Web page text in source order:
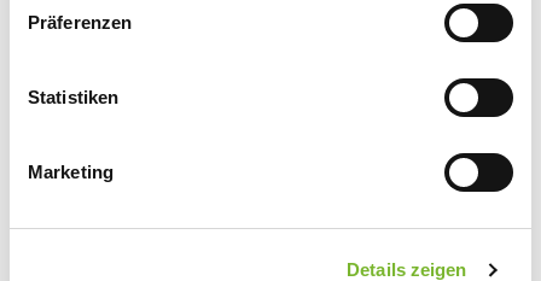
Präferenzen
Statistiken
Marketing
Details zeigen
45147 Essen
Mail:matthias.thielmann@uk-essen.de
Zurück zur Übersicht